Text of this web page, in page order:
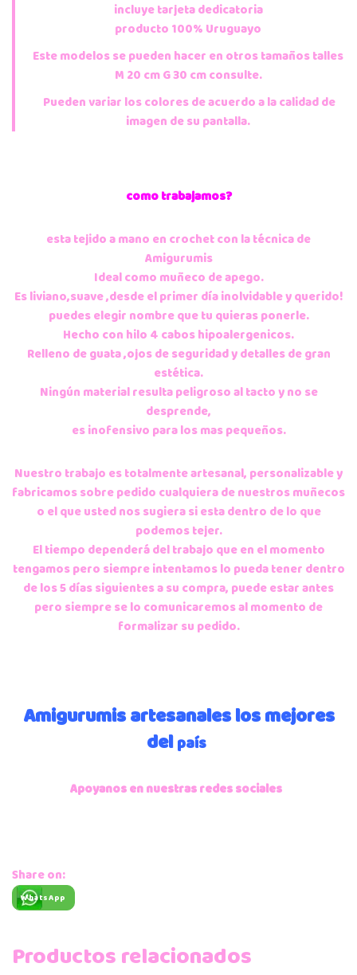
incluye tarjeta dedicatoria
producto 100% Uruguayo
Este modelos se pueden hacer en otros tamaños talles
M 20 cm G 30 cm consulte.
Pueden variar los colores de acuerdo a la calidad de
imagen de su pantalla.
como trabajamos?
esta tejido a mano en crochet con la técnica de
Amigurumis
Ideal como muñeco de apego.
Es liviano,suave ,desde el primer día inolvidable y querido!
puedes elegir nombre que tu quieras ponerle.
Hecho con hilo 4 cabos hipoalergenicos.
Relleno de guata ,ojos de seguridad y detalles de gran
estética.
Ningún material resulta peligroso al tacto y no se
desprende,
es inofensivo para los mas pequeños.
Nuestro trabajo es totalmente artesanal, personalizable y
fabricamos sobre pedido cualquiera de nuestros muñecos
o el que usted nos sugiera si esta dentro de lo que
podemos tejer.
El tiempo dependerá del trabajo que en el momento
tengamos pero siempre intentamos lo pueda tener dentro
de los 5 días siguientes a su compra, puede estar antes
pero siempre se lo comunicaremos al momento de
formalizar su pedido.
Amigurumis artesanales los mejores
delpaís
Apoyanos en nuestras redes sociales
Share on:
WhatsApp
Productos relacionados